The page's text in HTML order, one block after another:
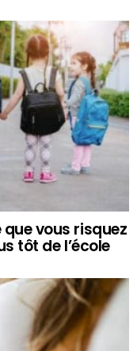
vous risquez
tôt de l’école